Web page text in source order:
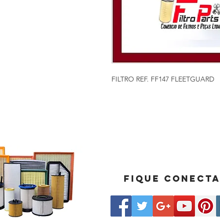
FILTRO REF. FF147 FLEETGUARD
Fique